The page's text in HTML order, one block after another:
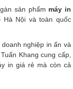
sản phẩm máy in
Hà Nội và toàn quốc
nghiệp in ấn và
Khang cung cấp,
in giá rẻ mà còn cả